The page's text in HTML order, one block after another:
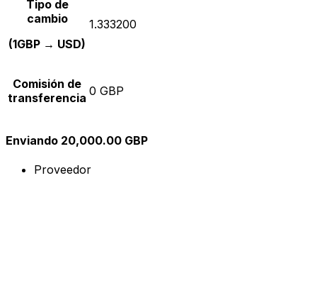
Tipo de
cambio
(1GBP → USD)
1.333200
Comisión de
transferencia 0 GBP
Enviando 20,000.00 GBP
Proveedor